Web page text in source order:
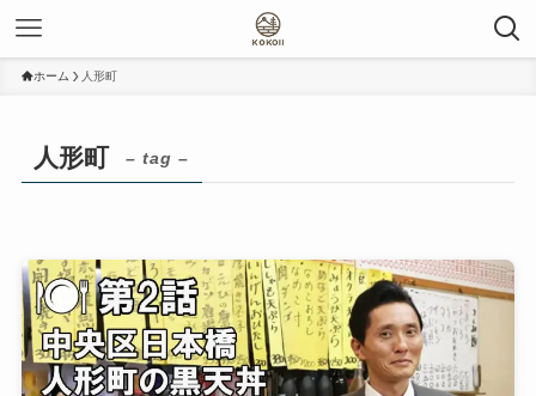
ホーム 人形町
人形町 – tag –